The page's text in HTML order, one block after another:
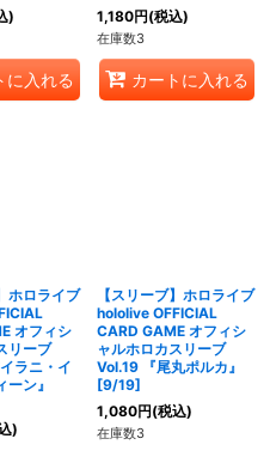
)
に入れる
1,180円(税込)
在庫数3
カートに入れる
ホロライブ
オフィシ
リーブ
ラニ・イ
ーン』
)
【スリーブ】ホロライブ
hololive OFFICIAL
CARD GAME オフィシ
ャルホロカスリーブ
Vol.19 『尾丸ポルカ』
[9/19]
1,080円(税込)
在庫数3